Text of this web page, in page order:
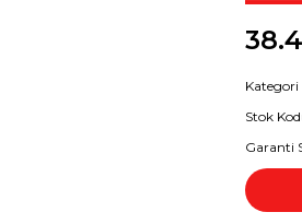
Kategori
Stok
Garanti